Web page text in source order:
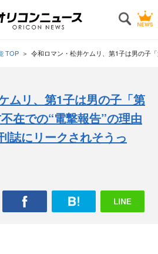
TOP 令和ロマン・松井ケムリ、第1子は男の子
ムリ、第1子は男の子「第
在での“電撃報告”の理由
誌にリークされそうっ